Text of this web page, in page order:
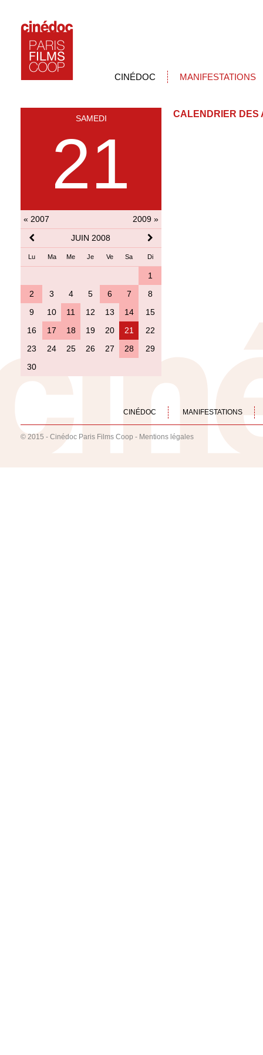
CINÉDOC MANIFESTATIONS
SAMEDI
21
« 2007
2009 »
JUIN 2008
Lu Ma Me Je Ve Sa Di
1
2
3 4 5 6 7
8
9
10 11 12 13 14
15
16
17 18 19 20 21
22
23
24 25 26 27 28
29
30
CALENDRIER DES
CINÉDOC MANIFESTATIONS
© 2015 - Cinédoc Paris Films Coop - Mentions légales